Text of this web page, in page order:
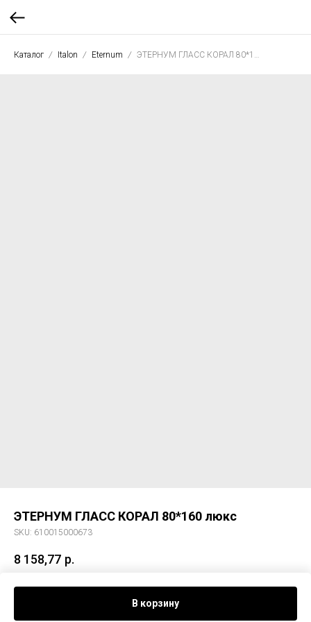
Каталог Italon Eternum
ЭТЕРНУМ ГЛАСС КОРАЛ 80*160 люкс
SKU: 610015000673
8 158,77 р.
В корзину
Керам. гранит ЭТЕРНУМ ГЛАСС КОРАЛ 80*160 люкс